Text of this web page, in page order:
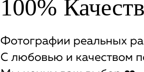
100%
Фотографии реальных
С любовью и качеством